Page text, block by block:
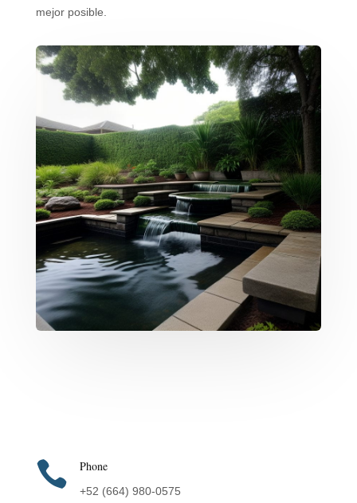
mejor posible.
 Phone
+52 (664) 980-0575